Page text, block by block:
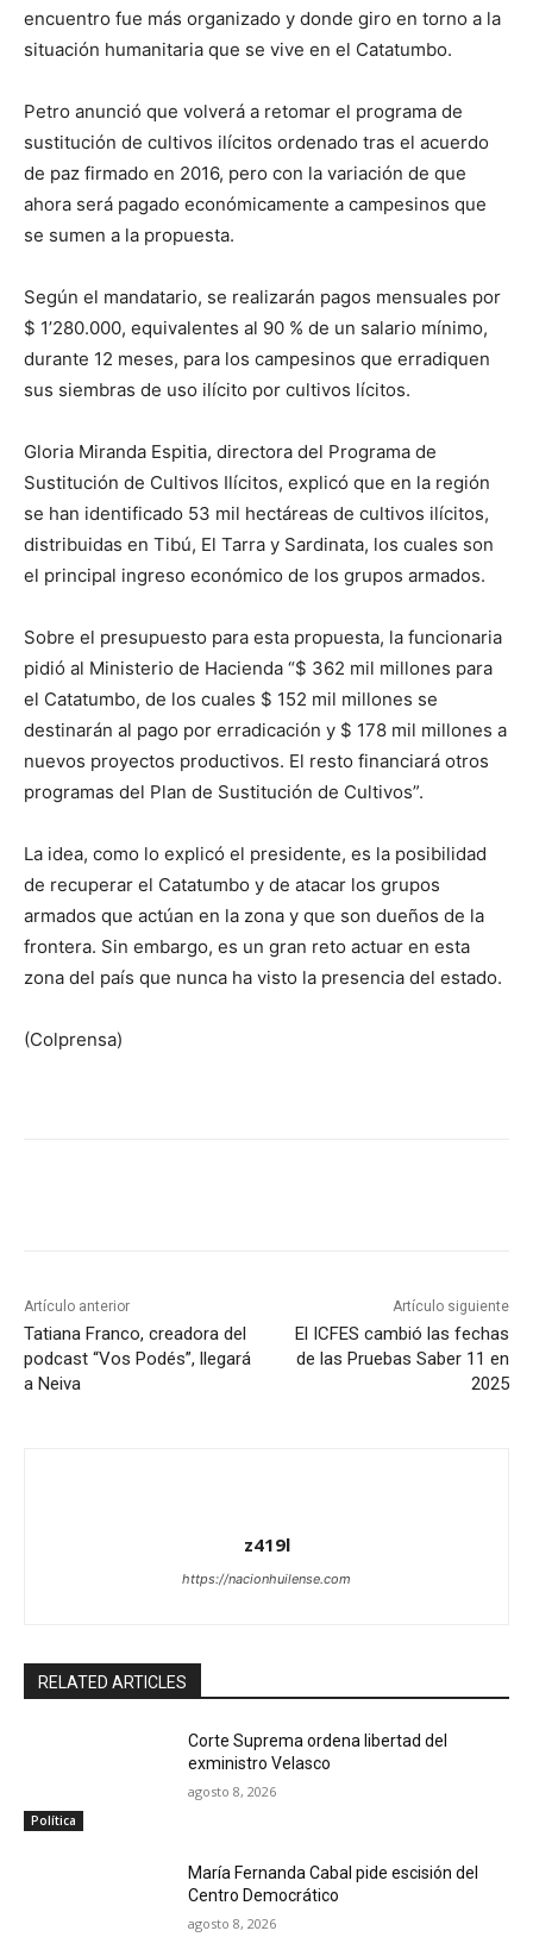
encuentro fue más organizado y donde giro en torno a la
situación humanitaria que se vive en el Catatumbo.
Petro anunció que volverá a retomar el programa de
sustitución de cultivos ilícitos ordenado tras el acuerdo
de paz firmado en 2016, pero con la variación de que
ahora será pagado económicamente a campesinos que
se sumen a la propuesta.
Según el mandatario, se realizarán pagos mensuales por
$ 1’280.000, equivalentes al 90 % de un salario mínimo,
durante 12 meses, para los campesinos que erradiquen
sus siembras de uso ilícito por cultivos lícitos.
Gloria Miranda Espitia, directora del Programa de
Sustitución de Cultivos Ilícitos, explicó que en la región
se han identificado 53 mil hectáreas de cultivos ilícitos,
distribuidas en Tibú, El Tarra y Sardinata, los cuales son
el principal ingreso económico de los grupos armados.
Sobre el presupuesto para esta propuesta, la funcionaria
pidió al Ministerio de Hacienda “$ 362 mil millones para
el Catatumbo, de los cuales $ 152 mil millones se
destinarán al pago por erradicación y $ 178 mil millones a
nuevos proyectos productivos. El resto financiará otros
programas del Plan de Sustitución de Cultivos”.
La idea, como lo explicó el presidente, es la posibilidad
de recuperar el Catatumbo y de atacar los grupos
armados que actúan en la zona y que son dueños de la
frontera. Sin embargo, es un gran reto actuar en esta
zona del país que nunca ha visto la presencia del estado.
(Colprensa)
Artículo anterior
Tatiana Franco, creadora del
podcast “Vos Podés”, llegará
a Neiva
Artículo siguiente
El ICFES cambió las fechas
de las Pruebas Saber 11 en
2025
z419l
https://nacionhuilense.com
RELATED ARTICLES
Política
Corte Suprema ordena libertad del
exministro Velasco
agosto 8, 2026
María Fernanda Cabal pide escisión del
Centro Democrático
agosto 8, 2026